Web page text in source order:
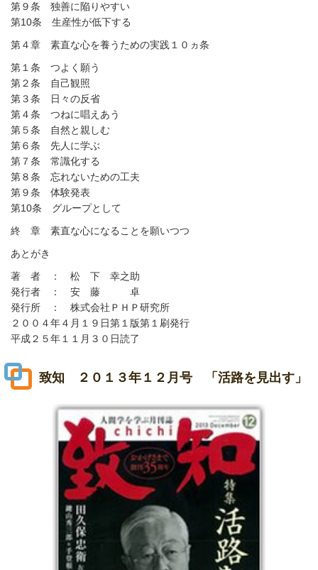
第９条 独善に陥りやすい
第10条 生産性が低下する
第４章 素直な心を養うための実践１０ヵ条
第１条 つよく願う
第２条 自己観照
第３条 日々の反省
第４条 つねに唱えあう
第５条 自然と親しむ
第６条 先人に学ぶ
第７条 常識化する
第８条 忘れないための工夫
第９条 体験発表
第10条 グループとして
終 章 素直な心になることを願いつつ
あとがき
著 者 ： 松 下 幸之助
発行者 ： 安 藤 卓
発行所 ： 株式会社ＰＨＰ研究所
２００４年４月１９日第１版第１刷発行
平成２５年１１月３０日読了
致知 ２０１３年１２月号 「活路を見出す」